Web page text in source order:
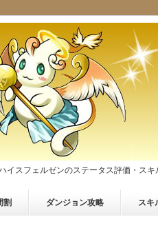
イスフェルゼンのステータス評価・スキ
割 ダンジョン攻略 スキ